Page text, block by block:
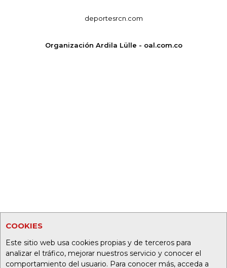
COOKIES
Este sitio web usa cookies propias y de terceros para
analizar el tráfico, mejorar nuestros servicio y conocer el
comportamiento del usuario. Para conocer más, acceda a
deportesrcn.com
Organización Ardila Lülle - oal.com.co